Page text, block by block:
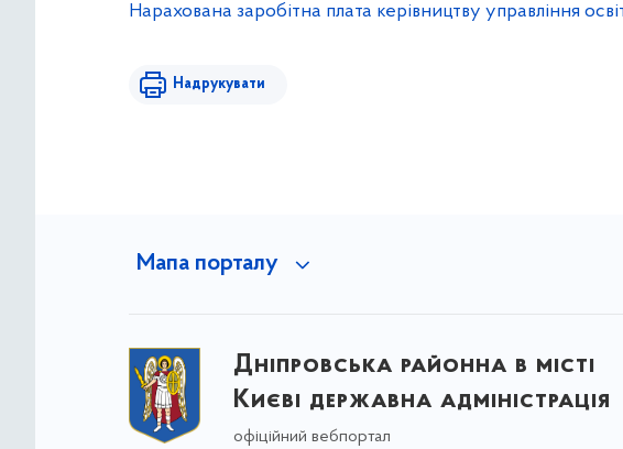
Нарахована заробітна плата керівництву управління
Надрукувати
Мапа порталу
Дніпровська районна в місті
Києві державна адміністрація
офіційний вебпортал